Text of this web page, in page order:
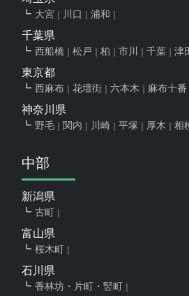
大宮 川口 浦和
千葉県
西船橋 松戸 柏 市川 千葉 津
東京都
西麻布 花壇街 六本木 麻布十番
神奈川県
野毛 関内 川崎 平塚 厚木 相
中部
新潟県
古町
富山県
桜木町
石川県
香林坊・片町・竪町